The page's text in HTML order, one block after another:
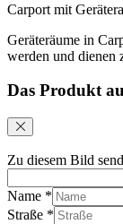
Carport mit
Geräteräume in
werden und dienen
Das Produkt
Zu diesem Bild
Name *
Straße *